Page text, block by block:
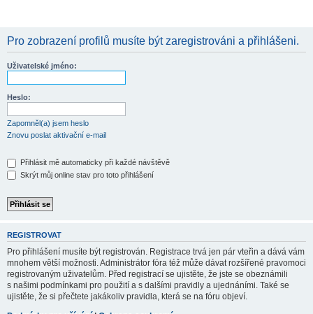
Pro zobrazení profilů musíte být zaregistrováni a přihlášeni.
Uživatelské jméno:
Heslo:
Zapomněl(a) jsem heslo
Znovu poslat aktivační e-mail
Přihlásit mě automaticky při každé návštěvě
Skrýt můj online stav pro toto přihlášení
REGISTROVAT
Pro přihlášení musíte být registrován. Registrace trvá jen pár vteřin a dává vám
mnohem větší možnosti. Administrátor fóra též může dávat rozšířené pravomoci
registrovaným uživatelům. Před registrací se ujistěte, že jste se obeznámili
s našimi podmínkami pro použití a s dalšími pravidly a ujednáními. Také se
ujistěte, že si přečtete jakákoliv pravidla, která se na fóru objeví.